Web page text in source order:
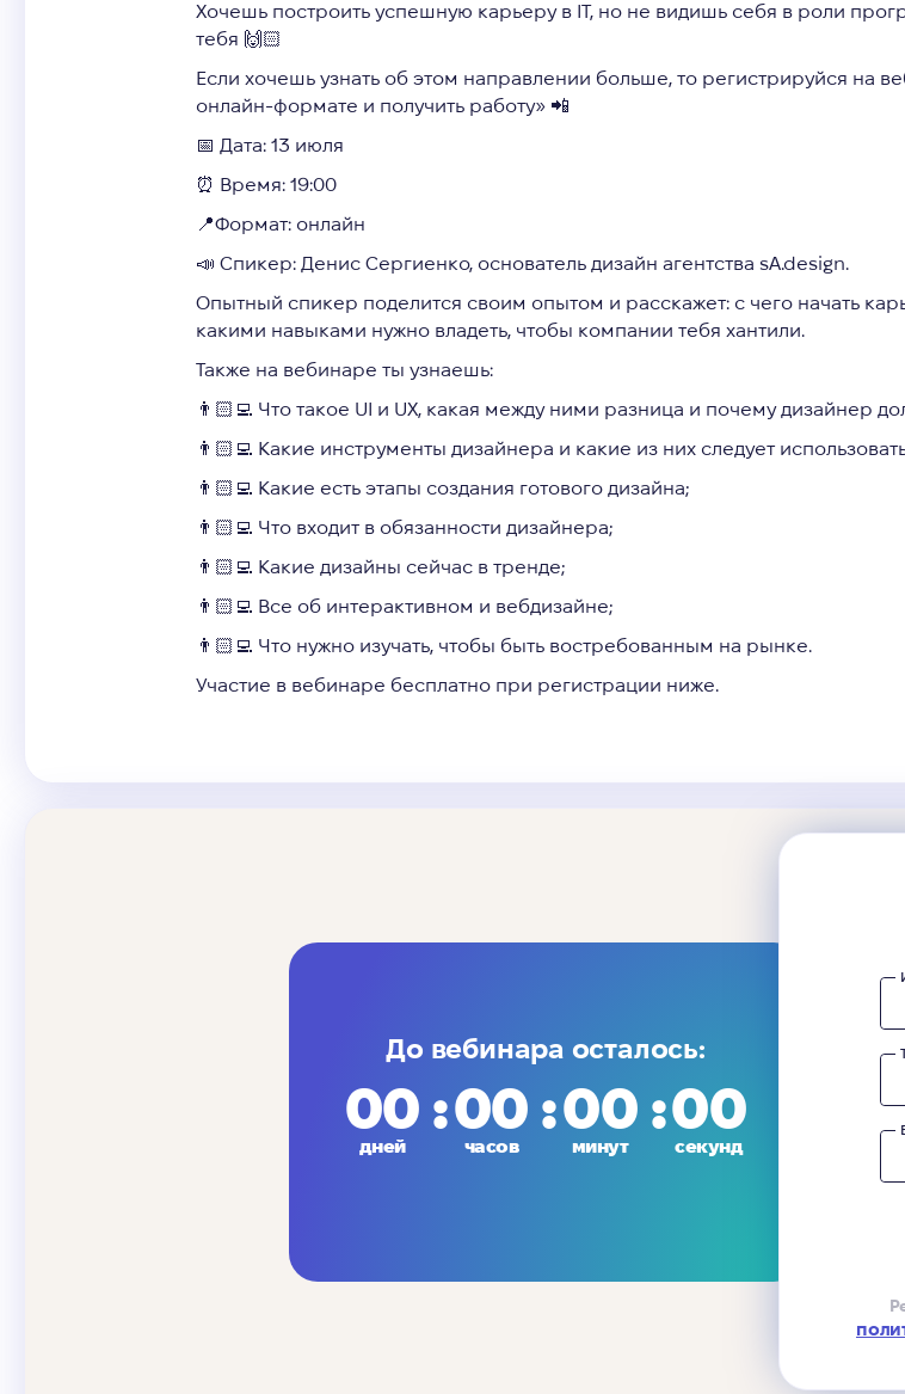
Хочешь построить успешную карьеру в IT, но не видишь себя в роли
тебя 🙌🏻
Если хочешь узнать об этом направлении больше, то регистрируйся на
онлайн-формате и получить работу» 📲
📅 Дата: 13 июля
⏰ Время: 19:00
📍Формат: онлайн
📣 Спикер: Денис Сергиенко, основатель дизайн агентства sA.design.
Опытный спикер поделится своим опытом и расскажет: с чего начать
какими навыками нужно владеть, чтобы компании тебя хантили.
Также на вебинаре ты узнаешь:
👨🏻‍💻 Что такое UI и UX, какая между ними разница и почему дизайнер
👨🏻‍💻 Какие инструменты дизайнера и какие из них следует
👨🏻‍💻 Какие есть этапы создания готового дизайна;
👨🏻‍💻 Что входит в обязанности дизайнера;
👨🏻‍💻 Какие дизайны сейчас в тренде;
👨🏻‍💻 Все об интерактивном и вебдизайне;
👨🏻‍💻 Что нужно изучать, чтобы быть востребованным на рынке.
Участие в вебинаре бесплатно при регистрации ниже.
До вебинара осталось:
00
дней
00
часов
00
минут
00
секунд